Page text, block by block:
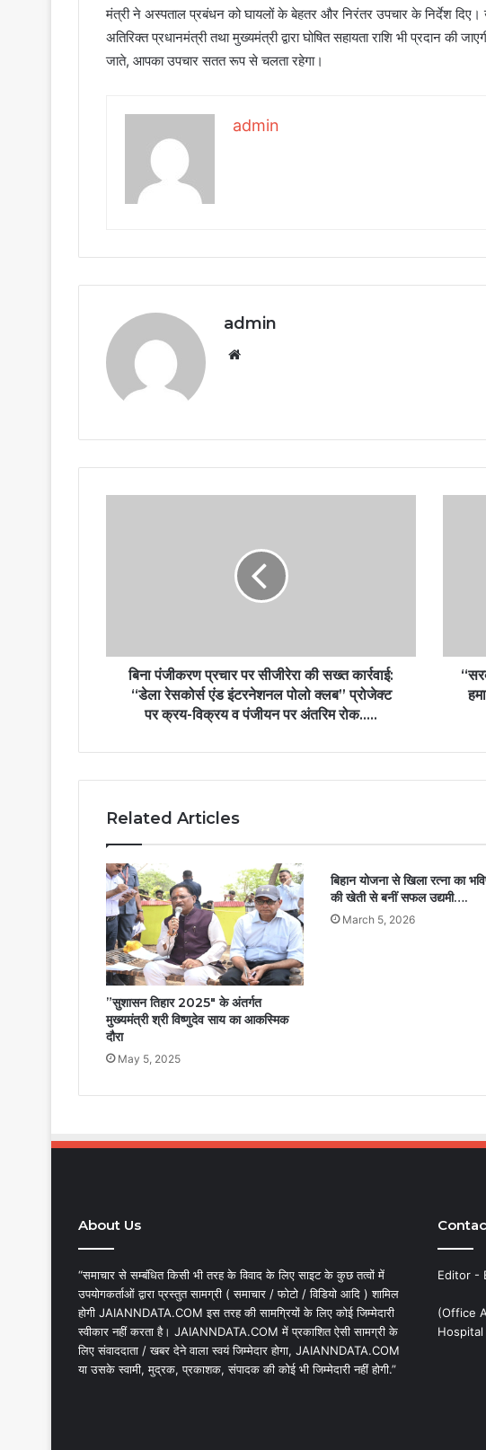
मंत्री ने अस्पताल प्रबंधन को घायलों के बेहतर और निरंतर उपचार के निर्देश
अतिरिक्त प्रधानमंत्री तथा मुख्यमंत्री द्वारा घोषित सहायता राशि भी प्रदान
जाते, आपका उपचार सतत रूप से चलता रहेगा।
admin
admin
बिना पंजीकरण प्रचार पर सीजीरेरा की सख्त कार्रवाई:
“डेला रेसकोर्स एंड इंटरनेशनल पोलो क्लब” प्रोजेक्ट
पर क्रय-विक्रय व पंजीयन पर अंतरिम रोक…..
Related Articles
”सुशासन तिहार 2025″ के अंतर्गत
मुख्यमंत्री श्री विष्णुदेव साय का आकस्मिक
दौरा
May 5, 2025
बिहान योजना से खिला रत्ना का
की खेती से बनीं सफल उद्यमी….
March 5, 2026
About Us
“समाचार से सम्बंधित किसी भी तरह के विवाद के लिए साइट के कुछ तत्वों में
उपयोगकर्ताओं द्वारा प्रस्तुत सामग्री ( समाचार / फोटो / विडियो आदि ) शामिल
होगी JAIANNDATA.COM इस तरह की सामग्रियों के लिए कोई जिम्मेदारी
स्वीकार नहीं करता है। JAIANNDATA.COM में प्रकाशित ऐसी सामग्री के
लिए संवाददाता / खबर देने वाला स्वयं जिम्मेदार होगा, JAIANNDATA.COM
या उसके स्वामी, मुद्रक, प्रकाशक, संपादक की कोई भी जिम्मेदारी नहीं होगी.”
Editor -
(Office